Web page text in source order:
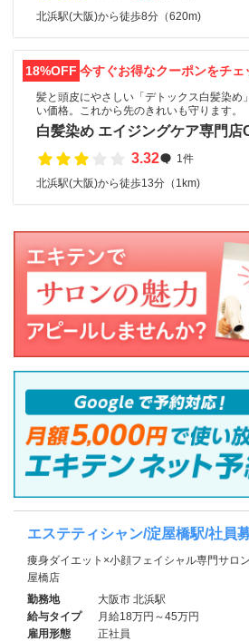
北浜駅(大阪)から徒歩8分（620m)
18%OFF 今すぐお得なクーポンをチェ
髪と頭皮にやさしい「デトックス白髪染め
い価格。これから先のきれいも守ります。
白髪染め エイジングケア専門店
3.32
1件
北浜駅(大阪)から徒歩13分（1km)
エステティシャン/淀屋橋駅/社員
痩身ダイエット×小顔フェイシャル専門サロ
屋橋店
勤務地
大阪市 北浜駅
給与タイプ
月給18万円～45万円
雇用形態
正社員